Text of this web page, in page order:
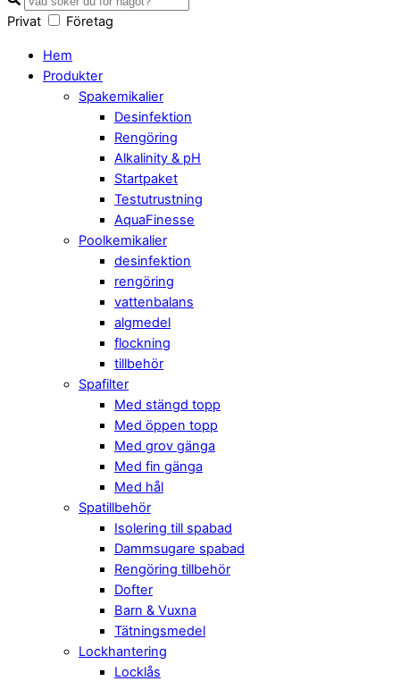
Privat Företag
Hem
Produkter
Spakemikalier
Desinfektion
Rengöring
Alkalinity & pH
Startpaket
Testutrustning
AquaFinesse
Poolkemikalier
desinfektion
rengöring
vattenbalans
algmedel
flockning
tillbehör
Spafilter
Med stängd topp
Med öppen topp
Med grov gänga
Med fin gänga
Med hål
Spatillbehör
Isolering till spabad
Dammsugare spabad
Rengöring tillbehör
Dofter
Barn & Vuxna
Tätningsmedel
Lockhantering
Locklås